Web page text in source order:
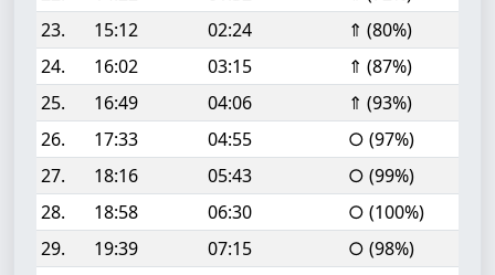
23.
15:12 02:24
⇑ (80%)
24.
16:02 03:15
⇑ (87%)
25.
16:49 04:06
⇑ (93%)
26.
17:33 04:55
○ (97%)
27.
18:16 05:43
○ (99%)
28.
18:58 06:30
○ (100%)
29.
19:39 07:15
○ (98%)